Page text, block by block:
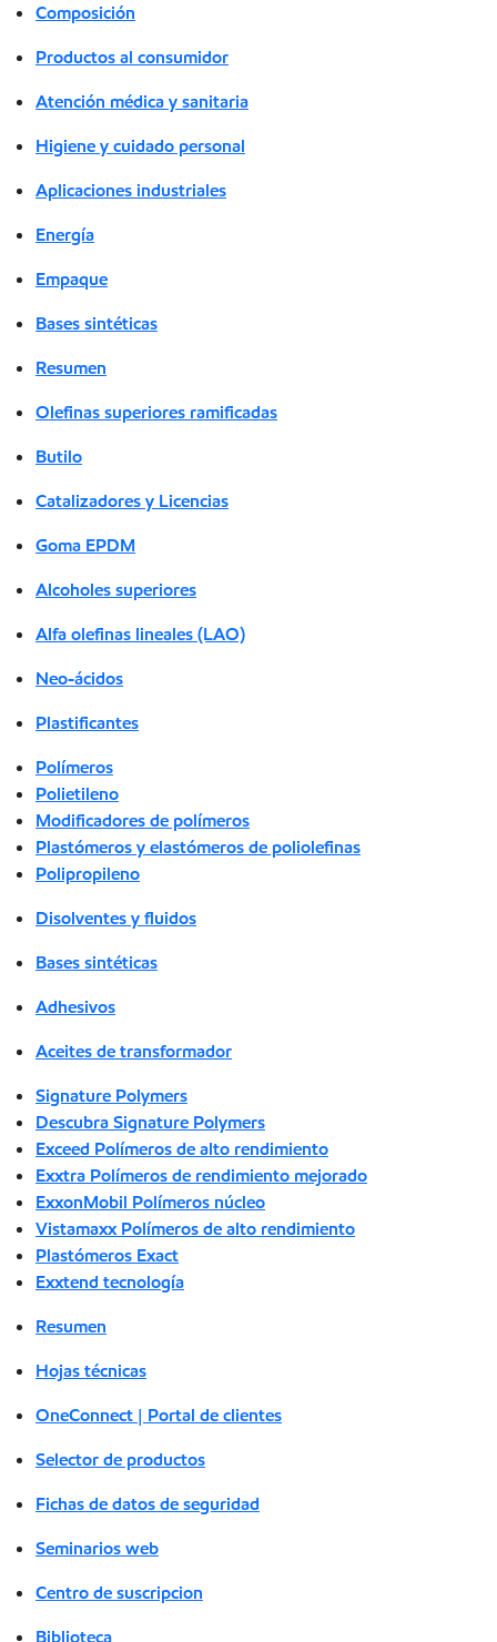
Composición
Productos al consumidor
Atención médica y sanitaria
Higiene y cuidado personal
Aplicaciones industriales
Energía
Empaque
Bases sintéticas
Resumen
Olefinas superiores ramificadas
Butilo
Catalizadores y Licencias
Goma EPDM
Alcoholes superiores
Alfa olefinas lineales (LAO)
Neo-ácidos
Plastificantes
Polímeros
Polietileno
Modificadores de polímeros
Plastómeros y elastómeros de poliolefinas
Polipropileno
Disolventes y fluidos
Bases sintéticas
Adhesivos
Aceites de transformador
Signature Polymers
Descubra Signature Polymers
Exceed Polímeros de alto rendimiento
Exxtra Polímeros de rendimiento mejorado
ExxonMobil Polímeros núcleo
Vistamaxx Polímeros de alto rendimiento
Plastómeros Exact
Exxtend tecnología
Resumen
Hojas técnicas
OneConnect | Portal de clientes
Selector de productos
Fichas de datos de seguridad
Seminarios web
Centro de suscripcion
Biblioteca